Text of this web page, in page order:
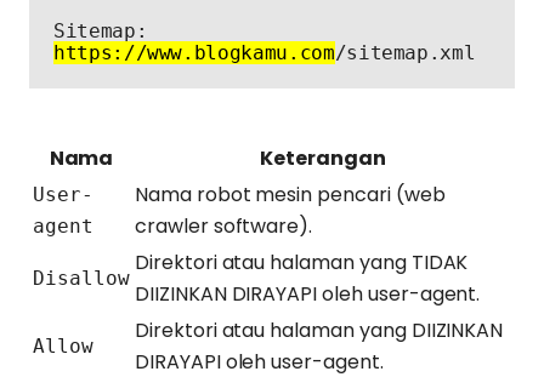
https://www.blogkamu.com/sitemap.xml
Nama Keterangan
User-
agent
Nama robot mesin pencari (web
crawler software).
Disallow
Direktori atau halaman yang TIDAK
DIIZINKAN DIRAYAPI oleh user-agent.
Allow
Direktori atau halaman yang DIIZINKAN
DIRAYAPI oleh user-agent.